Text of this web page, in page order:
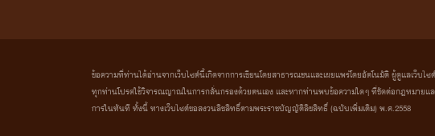
ข้อความที่ท่านได้อ่านจากเว็บไซต์นี้เกิดจากการเขียนโดยสาธารณชนและเผยแพร่โดยอัตโนมัติ ผู้ดูแลเว็
ทุกท่านโปรดใช้วิจารณญาณในการกลั่นกรองด้วยตนเอง และหากท่านพบข้อความใดๆ ที่ขัดต่อกฎหมายแ
การในทันที ทั้งนี้ ทางเว็บไซต์ขอสงวนลิขสิทธิ์ตามพระราชบัญญัติลิขสิทธิ์ (ฉบับเพิ่มเติม) พ.ศ.2558